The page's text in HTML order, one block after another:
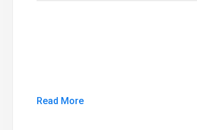
Read More